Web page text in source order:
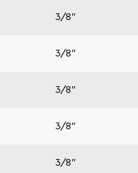
3/8"
3/8"
3/8"
3/8"
3/8"